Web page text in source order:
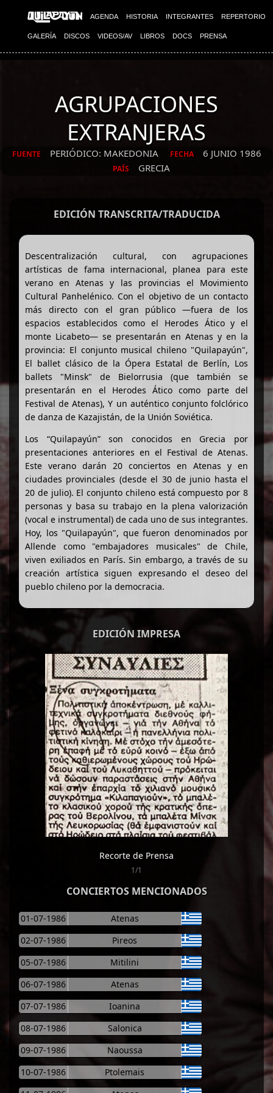
AGENDA HISTORIA INTEGRANTES REPERTORIO
GALERÍA DISCOS VIDEOS/AV LIBROS DOCS PRENSA
AGRUPACIONES
EXTRANJERAS
FUENTE PERIÓDICO: MAKEDONIA FECHA 6 JUNIO 1986
PAÍS GRECIA
EDICIÓN TRANSCRITA/TRADUCIDA
Descentralización cultural, con agrupaciones
artísticas de fama internacional, planea para este
verano en Atenas y las provincias el Movimiento
Cultural Panhelénico. Con el objetivo de un contacto
más directo con el gran público —fuera de los
espacios establecidos como el Herodes Ático y el
monte Licabeto— se presentarán en Atenas y en la
provincia: El conjunto musical chileno "Quilapayún",
El ballet clásico de la Ópera Estatal de Berlín, Los
ballets "Minsk" de Bielorrusia (que también se
presentarán en el Herodes Ático como parte del
Festival de Atenas), Y un auténtico conjunto folclórico
de danza de Kazajistán, de la Unión Soviética.
Los “Quilapayún” son conocidos en Grecia por
presentaciones anteriores en el Festival de Atenas.
Este verano darán 20 conciertos en Atenas y en
ciudades provinciales (desde el 30 de junio hasta el
20 de julio). El conjunto chileno está compuesto por 8
personas y basa su trabajo en la plena valorización
(vocal e instrumental) de cada uno de sus integrantes.
Hoy, los "Quilapayún", que fueron denominados por
Allende como "embajadores musicales" de Chile,
viven exiliados en París. Sin embargo, a través de su
creación artística siguen expresando el deseo del
pueblo chileno por la democracia.
EDICIÓN IMPRESA
Recorte de Prensa
1/1
CONCIERTOS MENCIONADOS
01-07-1986
Atenas
02-07-1986
Pireos
05-07-1986
Mitilini
06-07-1986
Atenas
07-07-1986
Ioanina
08-07-1986
Salonica
09-07-1986
Naoussa
10-07-1986
Ptolemais